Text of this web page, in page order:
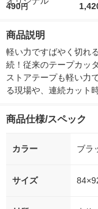
r（ロハコウォータ
シ） オリジナル
490円
レス
商品説明
軽い力ですばやく切れ
続！従来のテープカッ
ストアテープも軽い力
る現場や、連続カット
商品仕様/スペック
カラー ブラ
サイズ